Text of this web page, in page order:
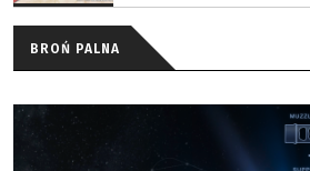
BROŃ PALNA